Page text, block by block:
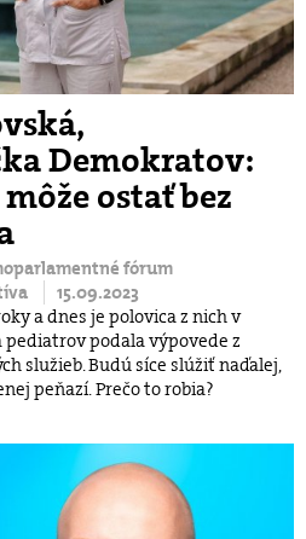
Demokratov:
ostať bez
fórum
15.09.2023
a dnes je polovica z nich v
podala výpovede z
služieb. Budú síce slúžiť naďalej,
peňazí. Prečo to robia?